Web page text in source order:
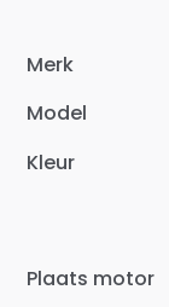
Merk
Model
Kleur
Plaats motor